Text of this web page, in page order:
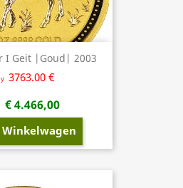
I Geit |Goud| 2003
3763.00 €
€ 4.466,00